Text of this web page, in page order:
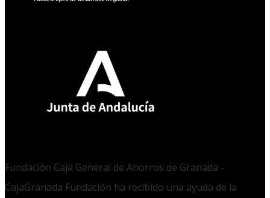
Fundación Caja General de Ahorros de Granada -
CajaGranada Fundación ha recibido una ayuda de la